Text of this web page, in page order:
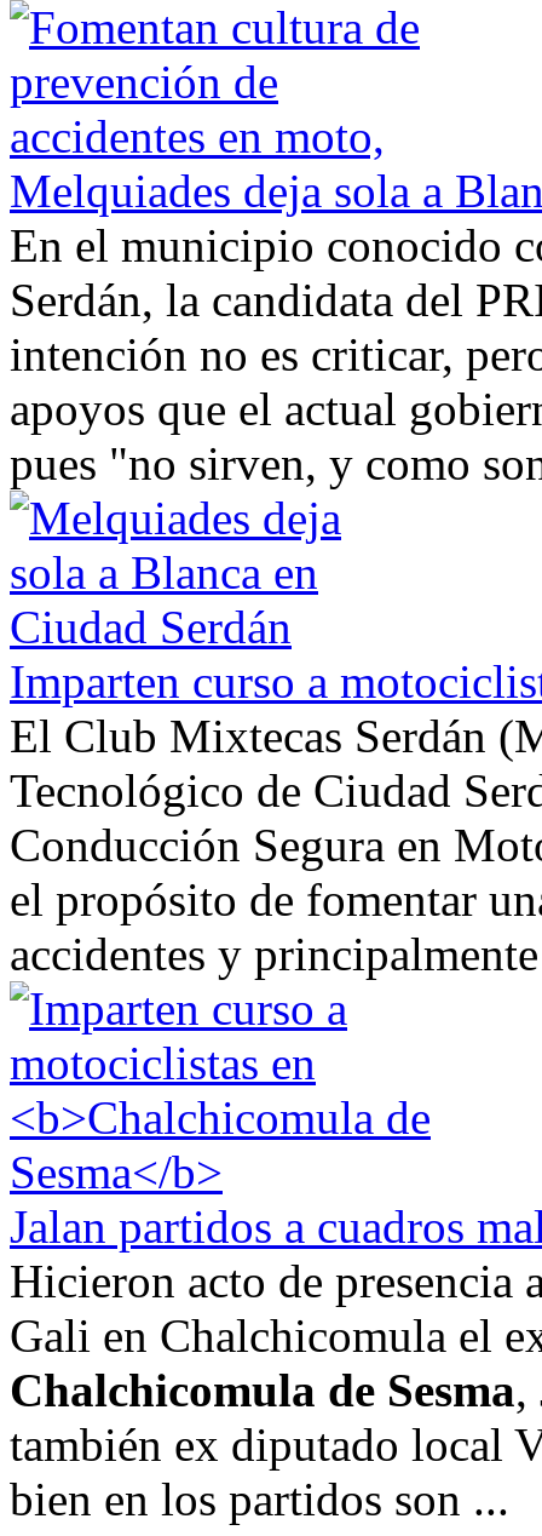
Melquiades deja sola a
En el municipio conocido
Serdán, la candidata del
intención no es criticar,
apoyos que el actual
pues "no sirven, y como
Imparten curso a
El Club Mixtecas Serdán
Tecnológico de Ciudad
Conducción Segura en
el propósito de fomentar
accidentes y
Jalan partidos a cuadros
Hicieron acto de presencia
Gali en Chalchicomula el
Chalchicomula de Sesma,
también ex diputado local
bien en los partidos son ...